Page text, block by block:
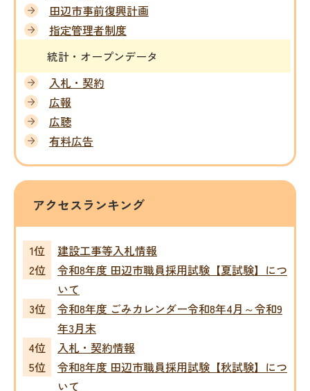
田辺市事前復興計画
指定管理者制度
統計・オープンデータ
入札・契約
広報
広聴
有料広告
アクセスランキング
建設工事等入札情報
令和8年度 田辺市職員採用試験【夏試験】につ
いて
令和8年度 ごみカレンダー令和8年4月～令和9
年3月末
入札・契約情報
令和8年度 田辺市職員採用試験【秋試験】につ
いて